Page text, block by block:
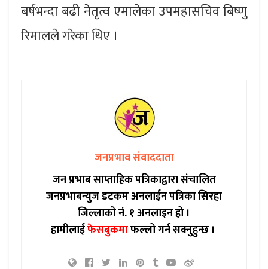
बर्षभन्दा बढी नेतृत्व एमालेका उपमहासचिव बिष्णु
रिमालले गरेका थिए ।
जनप्रभाव संवाददाता
जन प्रभाब साप्ताहिक पत्रिकाद्वारा संचालित
जनप्रभाबन्युज डटकम अनलाईन पत्रिका सिरहा
जिल्लाको नं. १ अनलाइन हो ।
हामीलाईफेसबुकमाफल्लो गर्न सक्नुहुन्छ ।